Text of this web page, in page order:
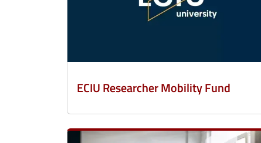
ECIU Researcher Mobility Fund